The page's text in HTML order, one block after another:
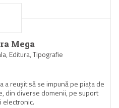
Mega
Editura, Tipografie
a reuşit să se impună pe piaţa de
din diverse domenii, pe suport
electronic.